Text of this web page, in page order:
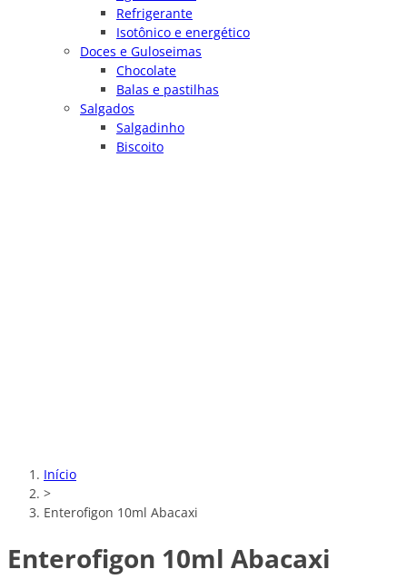
Refrigerante
Isotônico e energético
Doces e Guloseimas
Chocolate
Balas e pastilhas
Salgados
Salgadinho
Biscoito
Início
>
Enterofigon 10ml Abacaxi
Enterofigon 10ml Abacaxi